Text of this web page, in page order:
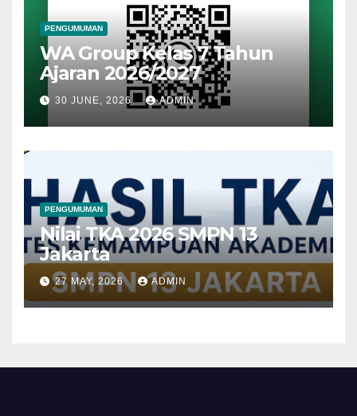
PENGUMUMAN
WA Group Kelas 7 Tahun
Ajaran 2026/2027
30 JUNE, 2026 ADMIN
PENGUMUMAN
Nilai TKA 2026 SMPN 13
Jakarta
27 MAY, 2026 ADMIN